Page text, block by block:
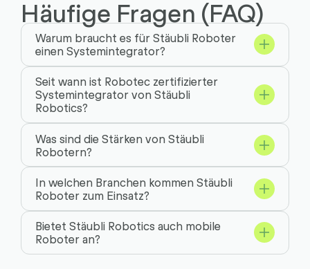
Häufige Fragen (FAQ)
Warum braucht es für Stäubli Roboter
einen Systemintegrator?
Seit wann ist Robotec zertifizierter
Systemintegrator von Stäubli
Robotics?
Was sind die Stärken von Stäubli
Robotern?
In welchen Branchen kommen Stäubli
Roboter zum Einsatz?
Bietet Stäubli Robotics auch mobile
Roboter an?